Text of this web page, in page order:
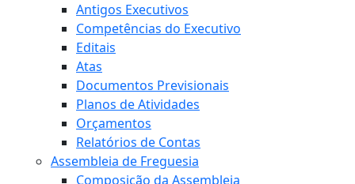
Antigos Executivos
Competências do Executivo
Editais
Atas
Documentos Previsionais
Planos de Atividades
Orçamentos
Relatórios de Contas
Assembleia de Freguesia
Composição da Assembleia